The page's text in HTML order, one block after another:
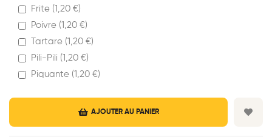
Frite (1,20 €)
Poivre (1,20 €)
Tartare (1,20 €)
Pili-Pili (1,20 €)
Piquante (1,20 €)
AJOUTER AU PANIER